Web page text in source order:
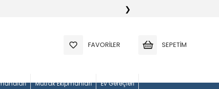
❯
FAVORILER SEPETIM
Mutfak Ekipmanları Ev Gereçleri